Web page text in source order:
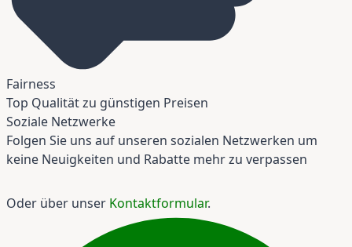
Fairness
Top Qualität zu günstigen Preisen
Soziale Netzwerke
Folgen Sie uns auf unseren sozialen Netzwerken um
keine Neuigkeiten und Rabatte mehr zu verpassen
Oder über unser Kontaktformular.